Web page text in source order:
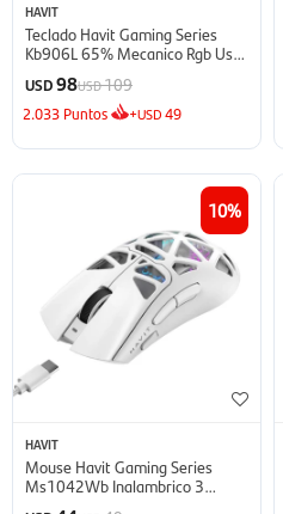
HAVIT
Teclado Havit Gaming Series
Kb906L 65% Mecanico Rgb Usb
USD98USD109
2.033 Puntos +USD49
10
HAVIT
Mouse Havit Gaming Series
Ms1042Wb Inalambrico 3